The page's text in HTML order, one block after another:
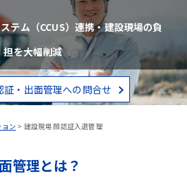
ン > 建設現場 顔認証入退管理
テム（CCUS）連携・建設現場の負
担を大幅削減
証・出面管理への問合せ
管理とは？